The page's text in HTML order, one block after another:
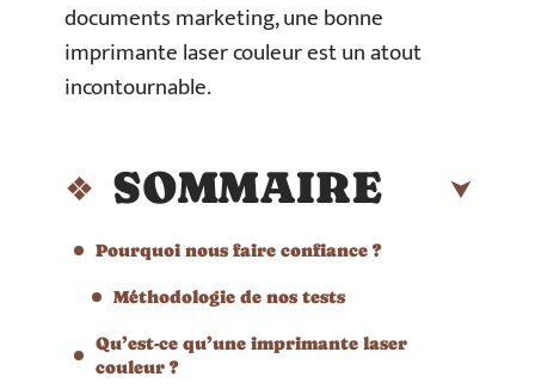
documents marketing, une bonne
imprimante laser couleur est un atout
incontournable.
SOMMAIRE
Pourquoi nous faire confiance ?
Méthodologie de nos tests
Qu’est-ce qu’une imprimante laser
couleur ?